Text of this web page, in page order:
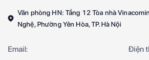
Văn phòng HN: Tầng 12 Tòa nhà
Nghệ, Phường Yên Hòa, TP.Hà Nội
Email:
Điện